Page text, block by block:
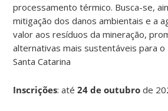
processamento térmico. Busca-se,
mitigação dos danos ambientais e a
valor aos resíduos da mineração,
alternativas mais sustentáveis para o
Santa Catarina
Inscrições: até24 de outubrode